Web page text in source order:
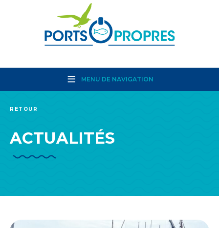
MENU DE NAVIGATION
RETOUR
ACTUALITÉS